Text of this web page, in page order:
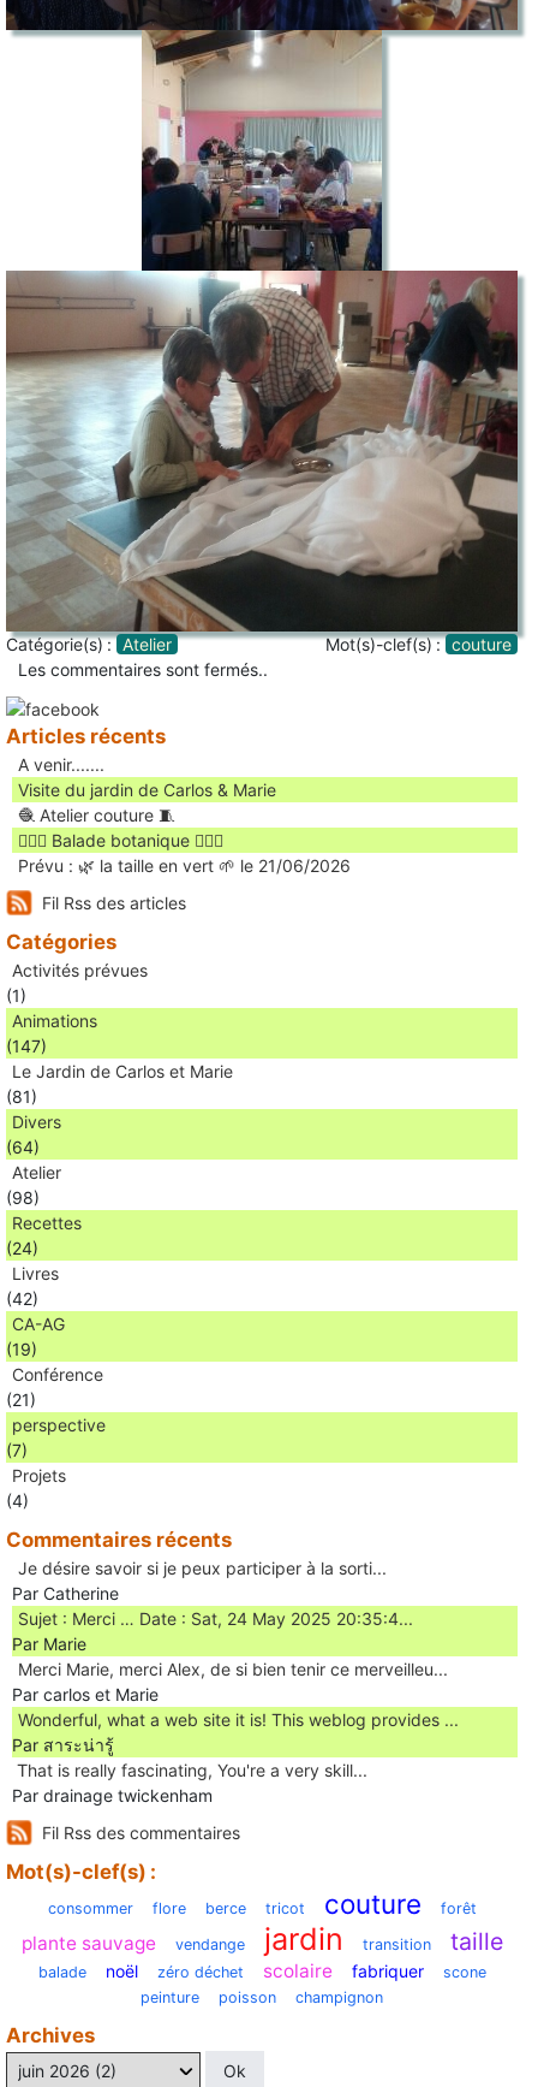
Catégorie(s) : Atelier Mot(s)-clef(s) : couture
Les commentaires sont fermés..
Articles récents
A venir.......
Visite du jardin de Carlos & Marie
🧶 Atelier couture 🧵
🚶🏻‍♀️ Balade botanique 🚶🏻‍♂️
Prévu : 🌿 la taille en vert 🌱 le 21/06/2026
Fil Rss des articles
Catégories
Activités prévues
(1)
Animations
(147)
Le Jardin de Carlos et Marie
(81)
Divers
(64)
Atelier
(98)
Recettes
(24)
Livres
(42)
CA-AG
(19)
Conférence
(21)
perspective
(7)
Projets
(4)
Commentaires récents
Je désire savoir si je peux participer à la sorti...
Par Catherine
Sujet : Merci … Date : Sat, 24 May 2025 20:35:4...
Par Marie
Merci Marie, merci Alex, de si bien tenir ce merveilleu...
Par carlos et Marie
Wonderful, what a web site it is! This weblog provides ...
Par สาระน่ารู้
Ꭲhat is really fascinating, You'rе a very skill...
Par drainage twickenham
Fil Rss des commentaires
Mot(s)-clef(s) :
consommer flore berce tricot couture forêt
plante sauvage vendange jardin transition taille
balade noël zéro déchet scolaire fabriquer
scone
peinture
poisson champignon
Archives